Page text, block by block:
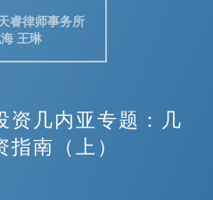
睿律师事务所
王琳
资几内亚专题：几
南（上）